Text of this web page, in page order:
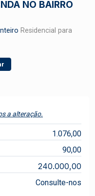
NO BAIRRO
Residencial para
a alteração.
1.076,00
90,00
240.000,00
Consulte-nos